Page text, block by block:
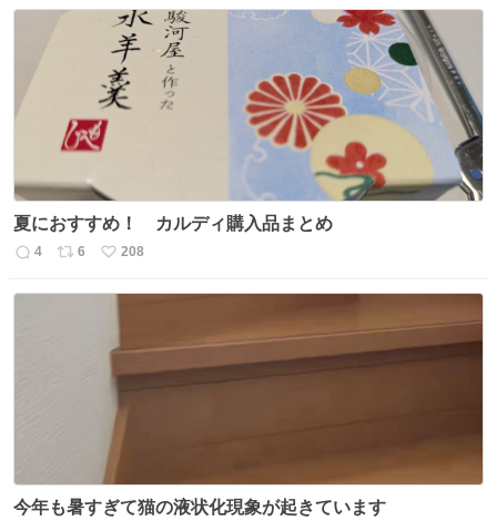
夏におすすめ！ カルディ購入品まとめ
返
4
リ
6
い
208
今年も暑すぎて猫の液状化現象が起きています